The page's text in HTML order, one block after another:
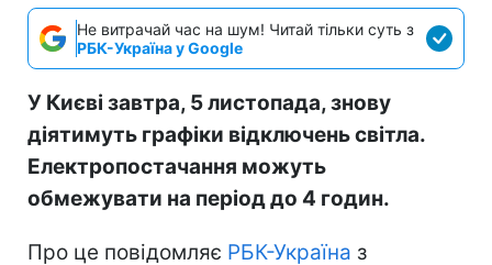
Не витрачай час на шум! Читай тільки суть з
РБК-Україна у Google
У Києві завтра, 5 листопада, знову
діятимуть графіки відключень світла.
Електропостачання можуть
обмежувати на період до 4 годин.
Про це повідомляє РБК-Україна з